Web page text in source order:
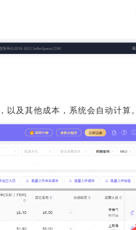
及其他成本，系统会自动计算。